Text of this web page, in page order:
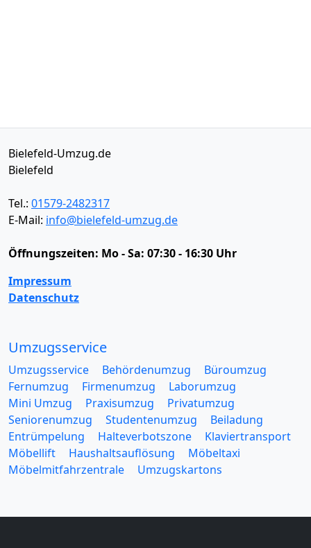
Bielefeld-Umzug.de
Bielefeld
Tel.: 01579-2482317
E-Mail: info@bielefeld-umzug.de
Öffnungszeiten: Mo - Sa: 07:30 - 16:30 Uhr
Impressum
Datenschutz
Umzugsservice
Umzugsservice Behördenumzug
Büroumzug
Fernumzug
Firmenumzug
Laborumzug
Mini Umzug
Praxisumzug
Privatumzug
Seniorenumzug
Studentenumzug
Beiladung
Entrümpelung
Halteverbotszone
Klaviertransport
Möbellift
Haushaltsauflösung
Möbeltaxi
Möbelmitfahrzentrale
Umzugskartons